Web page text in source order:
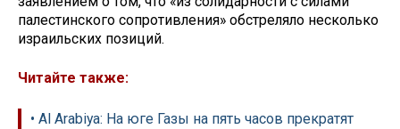
палестинского сопротивления» обстреляло несколько
израильских позиций.
Читайте также:
• Al Arabiya: На юге Газы на пять часов прекратят